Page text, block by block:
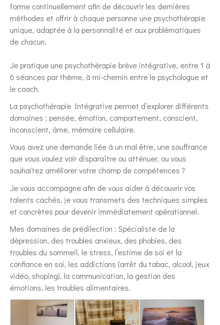
forme continuellement afin de découvrir les dernières
méthodes et offrir à chaque personne une psychothérapie
unique, adaptée à la personnalité et aux problématiques
de chacun.
Je pratique une psychothérapie brève intégrative, entre 1 à
6 séances par thème, à mi-chemin entre le psychologue et
le coach.
La psychothérapie Intégrative permet d’explorer différents
domaines : pensée, émotion, comportement, conscient,
inconscient, âme, mémoire cellulaire.
Vous avez une demande liée à un mal être, une souffrance
que vous voulez voir disparaître ou atténuer, ou vous
souhaitez améliorer votre champ de compétences ?
Je vous accompagne afin de vous aider à découvrir vos
talents cachés, je vous transmets des techniques simples
et concrètes pour devenir immédiatement opérationnel.
Mes domaines de prédilection : Spécialiste de la
dépression, des troubles anxieux, des phobies, des
troubles du sommeil, le stress, l’estime de soi et la
confiance en soi, les addictions (arrêt du tabac, alcool, jeux
vidéo, shoping), la communication, la gestion des
émotions, les troubles alimentaires.